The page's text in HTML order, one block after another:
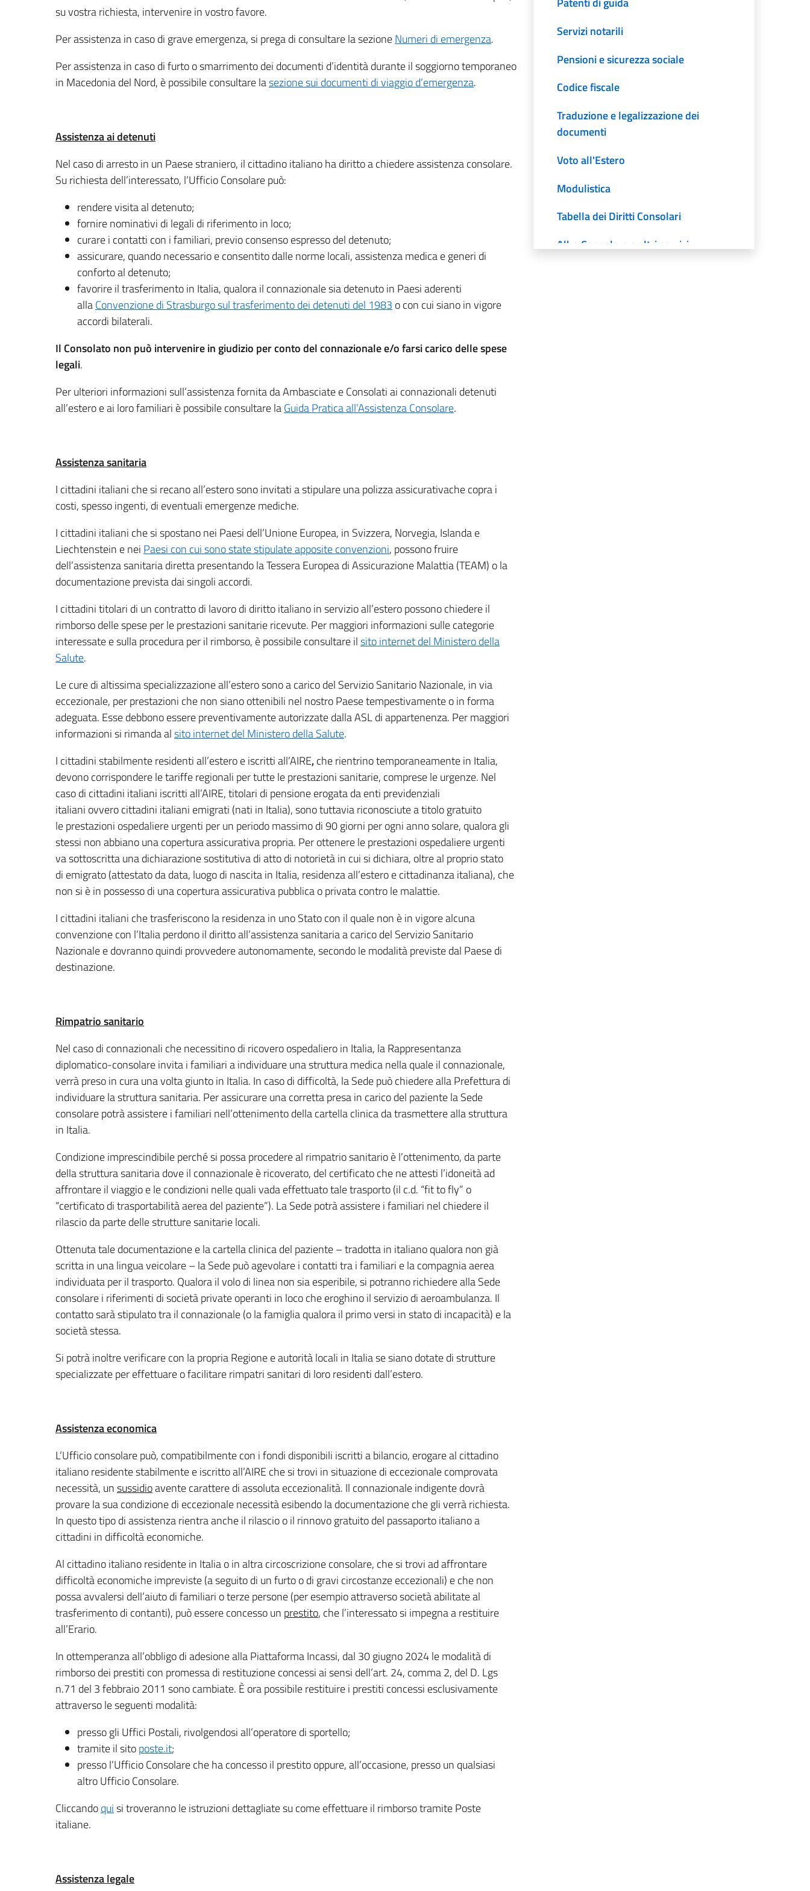
su vostra richiesta, intervenire in vostro favore.
Per assistenza in caso di grave emergenza, si prega di consultare la sezioneNumeri di emergenza.
Per assistenza in caso di furto o smarrimento dei documenti d’identità durante il soggiorno temporaneo
in Macedonia del Nord, è possibile consultare lasezione sui documenti di viaggio d’emergenza.
Assistenza ai detenuti
Nel caso di arresto in un Paese straniero, il cittadino italiano ha diritto a chiedere assistenza consolare.
Su richiesta dell’interessato, l’Ufficio Consolare può:
rendere visita al detenuto;
fornire nominativi di legali di riferimento in loco;
curare i contatti con i familiari, previo consenso espresso del detenuto;
assicurare, quando necessario e consentito dalle norme locali, assistenza medica e generi di
conforto al detenuto;
favorire il trasferimento in Italia, qualora il connazionale sia detenuto in Paesi aderenti
allaConvenzione di Strasburgo sul trasferimento dei detenuti del 1983 o con cui siano in vigore
accordi bilaterali.
Il Consolato non può intervenire in giudizio per conto del connazionale e/o farsi carico delle spese
legali.
Per ulteriori informazioni sull’assistenza fornita da Ambasciate e Consolati ai connazionali detenuti
all’estero e ai loro familiari è possibile consultare laGuida Pratica all’Assistenza Consolare.
Assistenza sanitaria
I cittadini italiani chesi recano all’estero sono invitati a stipulare una polizza assicurativache copra i
costi, spesso ingenti, di eventuali emergenze mediche.
I cittadini italiani che si spostano nei Paesi dell’Unione Europea, in Svizzera, Norvegia, Islanda e
Liechtenstein e nei Paesi con cui sono state stipulate apposite convenzioni, possono fruire
dell’assistenza sanitaria diretta presentando la Tessera Europea di Assicurazione Malattia (TEAM) o la
documentazione prevista dai singoli accordi.
I cittadini titolari di un contratto di lavoro di diritto italiano in servizio all’estero possono chiedere il
rimborso delle spese per le prestazioni sanitarie ricevute. Per maggiori informazioni sulle categorie
interessate e sulla procedura per il rimborso, è possibile consultare ilsito internet del Ministero della
Salute.
Le cure di altissima specializzazione all’estero sono a carico del Servizio Sanitario Nazionale, in via
eccezionale, per prestazioni che non siano ottenibili nel nostro Paese tempestivamente o in forma
adeguata. Esse debbono essere preventivamente autorizzate dalla ASL di appartenenza. Per maggiori
informazioni si rimanda alsito internet del Ministero della Salute.
I cittadini stabilmente residenti all’estero e iscritti all’AIRE,che rientrino temporaneamente in Italia,
devono corrispondere le tariffe regionali per tutte le prestazioni sanitarie, comprese le urgenze. Nel
caso di cittadini italiani iscritti all’AIRE, titolari di pensione erogata da enti previdenziali
italiani ovvero cittadini italiani emigrati (nati in Italia), sono tuttavia riconosciute a titolo gratuito
le prestazioni ospedaliere urgenti per un periodo massimo di 90 giorni per ogni anno solare, qualora gli
stessi non abbiano una copertura assicurativa propria. Per ottenere le prestazioni ospedaliere urgenti
va sottoscritta una dichiarazione sostitutiva di atto di notorietà in cui si dichiara, oltre al proprio stato
di emigrato (attestato da data, luogo di nascita in Italia, residenza all’estero e cittadinanza italiana), che
non si è in possesso di una copertura assicurativa pubblica o privata contro le malattie.
I cittadini italiani che trasferiscono la residenza in uno Stato con il quale non è in vigore alcuna
convenzione con l’Italia perdono il diritto all’assistenza sanitaria a carico del Servizio Sanitario
Nazionale e dovranno quindi provvedere autonomamente, secondo le modalità previste dal Paese di
destinazione.
Rimpatrio sanitario
Nel caso di connazionali che necessitino di ricovero ospedaliero in Italia, la Rappresentanza
diplomatico-consolare invita i familiari a individuare una struttura medica nella quale il connazionale,
verrà preso in cura una volta giunto in Italia. In caso di difficoltà, la Sede può chiedere alla Prefettura di
individuare la struttura sanitaria. Per assicurare una corretta presa in carico del paziente la Sede
consolare potrà assistere i familiari nell’ottenimento della cartella clinica da trasmettere alla struttura
in Italia.
Condizione imprescindibile perché si possa procedere al rimpatrio sanitario è l’ottenimento, da parte
della struttura sanitaria dove il connazionale è ricoverato, del certificato che ne attesti l’idoneità ad
affrontare il viaggio e le condizioni nelle quali vada effettuato tale trasporto (il c.d. “fit to fly” o
“certificato di trasportabilità aerea del paziente”). La Sede potrà assistere i familiari nel chiedere il
rilascio da parte delle strutture sanitarie locali.
Ottenuta tale documentazione e la cartella clinica del paziente – tradotta in italiano qualora non già
scritta in una lingua veicolare – la Sede può agevolare i contatti tra i familiari e la compagnia aerea
individuata per il trasporto. Qualora il volo di linea non sia esperibile, si potranno richiedere alla Sede
consolare i riferimenti di società private operanti in loco che eroghino il servizio di aeroambulanza. Il
contatto sarà stipulato tra il connazionale (o la famiglia qualora il primo versi in stato di incapacità) e la
società stessa.
Si potrà inoltre verificare con la propria Regione e autorità locali in Italia se siano dotate di strutture
specializzate per effettuare o facilitare rimpatri sanitari di loro residenti dall’estero.
Assistenza economica
L’Ufficio consolare può, compatibilmente con i fondi disponibili iscritti a bilancio, erogare al cittadino
italiano residente stabilmente e iscritto all’AIRE che si trovi in situazione di eccezionale comprovata
necessità, unsussidioavente carattere di assoluta eccezionalità. Il connazionale indigente dovrà
provare la sua condizione di eccezionale necessità esibendo la documentazione che gli verrà richiesta.
In questo tipo di assistenza rientra anche il rilascio o il rinnovo gratuito del passaporto italiano a
cittadini in difficoltà economiche.
Al cittadino italiano residente in Italia o in altra circoscrizione consolare, che si trovi ad affrontare
difficoltà economiche impreviste (a seguito di un furto o di gravi circostanze eccezionali) e che non
possa avvalersi dell’aiuto di familiari o terze persone (per esempio attraverso società abilitate al
trasferimento di contanti), può essere concesso un prestito, che l’interessato si impegna a restituire
all’Erario.
In ottemperanza all’obbligo di adesione alla Piattaforma Incassi, dal 30 giugno 2024 le modalità di
rimborso dei prestiti con promessa di restituzione concessi ai sensi dell’art. 24, comma 2, del D. Lgs
n.71 del 3 febbraio 2011 sono cambiate. È ora possibile restituire i prestiti concessi esclusivamente
attraverso le seguenti modalità:
presso gli Uffici Postali, rivolgendosi all’operatore di sportello;
tramite il sitoposte.it;
presso l’Ufficio Consolare che ha concesso il prestito oppure, all’occasione, presso un qualsiasi
altro Ufficio Consolare.
Cliccandoquisi troveranno le istruzioni dettagliate su come effettuare il rimborso tramite Poste
italiane.
Assistenza legale
Servizi notarili
Pensioni e sicurezza sociale
Codice fiscale
Traduzione e legalizzazione dei
documenti
Voto all'Estero
Modulistica
Tabella dei Diritti Consolari
Albo Consolare e altri servizi